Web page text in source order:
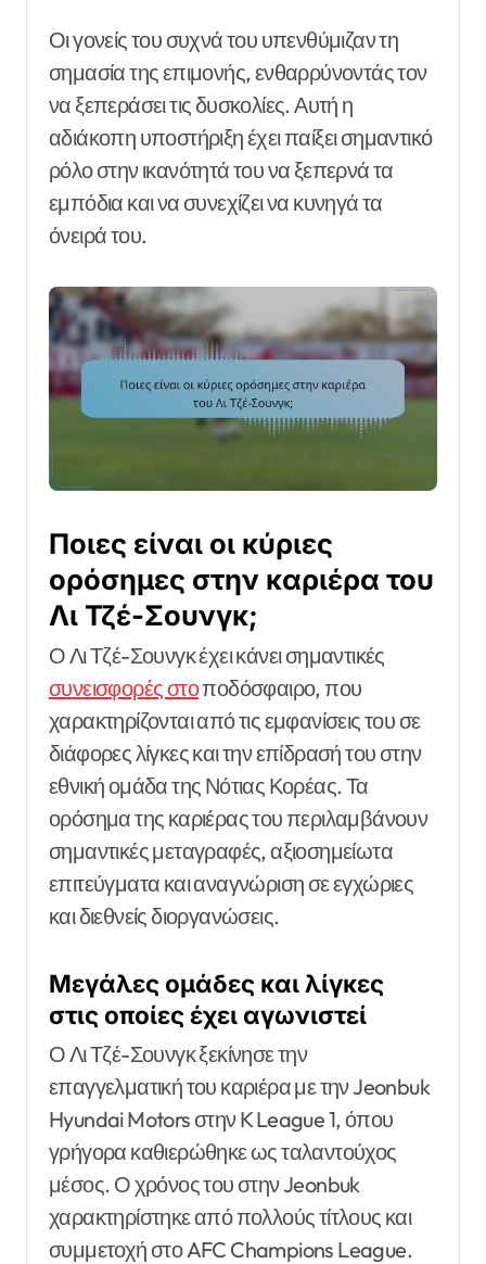
Οι γονείς του συχνά του υπενθύμιζαν τη
σημασία της επιμονής, ενθαρρύνοντάς τον
να ξεπεράσει τις δυσκολίες. Αυτή η
αδιάκοπη υποστήριξη έχει παίξει σημαντικό
ρόλο στην ικανότητά του να ξεπερνά τα
εμπόδια και να συνεχίζει να κυνηγά τα
όνειρά του.
Ποιες είναι οι κύριες
ορόσημες στην καριέρα του
Λι Τζέ-Σουνγκ;
Ο Λι Τζέ-Σουνγκ έχει κάνει σημαντικές
συνεισφορές στοποδόσφαιρο, που
χαρακτηρίζονται από τις εμφανίσεις του σε
διάφορες λίγκες και την επίδρασή του στην
εθνική ομάδα της Νότιας Κορέας. Τα
ορόσημα της καριέρας του περιλαμβάνουν
σημαντικές μεταγραφές, αξιοσημείωτα
επιτεύγματα και αναγνώριση σε εγχώριες
και διεθνείς διοργανώσεις.
Μεγάλες ομάδες και λίγκες
στις οποίες έχει αγωνιστεί
Ο Λι Τζέ-Σουνγκ ξεκίνησε την
επαγγελματική του καριέρα με την Jeonbuk
Hyundai Motors στην K League 1, όπου
γρήγορα καθιερώθηκε ως ταλαντούχος
μέσος. Ο χρόνος του στην Jeonbuk
χαρακτηρίστηκε από πολλούς τίτλους και
συμμετοχή στο AFC Champions League.